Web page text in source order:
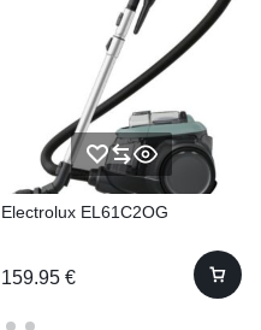
Electrolux EL61C2OG
159.95 €